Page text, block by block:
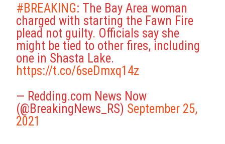
#BREAKING: The Bay Area woman
charged with starting the Fawn Fire
plead not guilty. Officials say she
might be tied to other fires, including
one in Shasta Lake.
https://t.co/6seDmxq14z
— Redding.com News Now
(@BreakingNews_RS) September 25,
2021